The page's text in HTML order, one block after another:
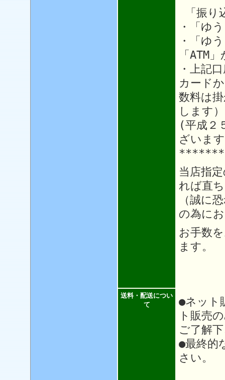
「振り
・「ゆ
・「ゆ
「ATM
・上記
カード
数料は
します）
(平成２
ざいま
当店指
れば直
（誠に
の為に
お手数
ます。
送料・配送につい
て
●ネット
ト販売
ご了解
●最終的
さい。